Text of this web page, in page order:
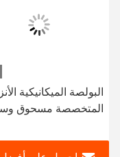
البولصة الميكانيكية
المتخصصة مسحوق